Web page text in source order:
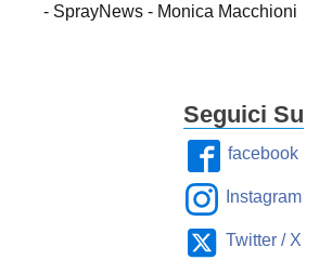
- SprayNews - Monica Macchioni
Seguici Su
facebook
Instagram
Twitter / X